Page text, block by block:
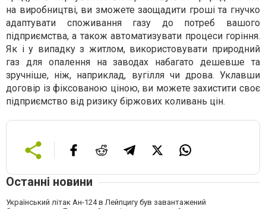
на виробництві, ви зможете заощадити гроші та гнучко
адаптувати споживання газу до потреб вашого
підприємства, а також автоматизувати процеси горіння.
Як і у випадку з житлом, використовувати природний
газ для опалення на заводах набагато дешевше та
зручніше, ніж, наприклад, вугілля чи дрова. Уклавши
договір із фіксованою ціною, ви можете захистити своє
підприємство від ризику біржових коливань цін.
Останні новини
Український літак Ан-124 в Лейпцигу був завантажений